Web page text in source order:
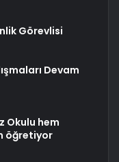
Görevlisi
Devam
Okulu hem
öğretiyor